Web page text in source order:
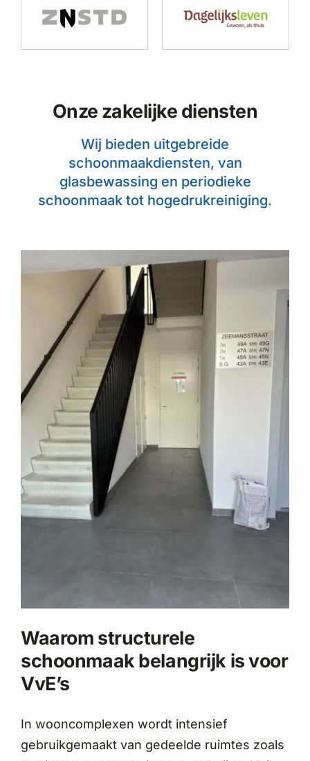
Onze zakelijke diensten
Wij bieden uitgebreide
schoonmaakdiensten, van
glasbewassing en periodieke
schoonmaak tot hogedrukreiniging.
Waarom structurele
schoonmaak belangrijk is voor
VvE’s
In wooncomplexen wordt intensief
gebruikgemaakt van gedeelde ruimtes zoals